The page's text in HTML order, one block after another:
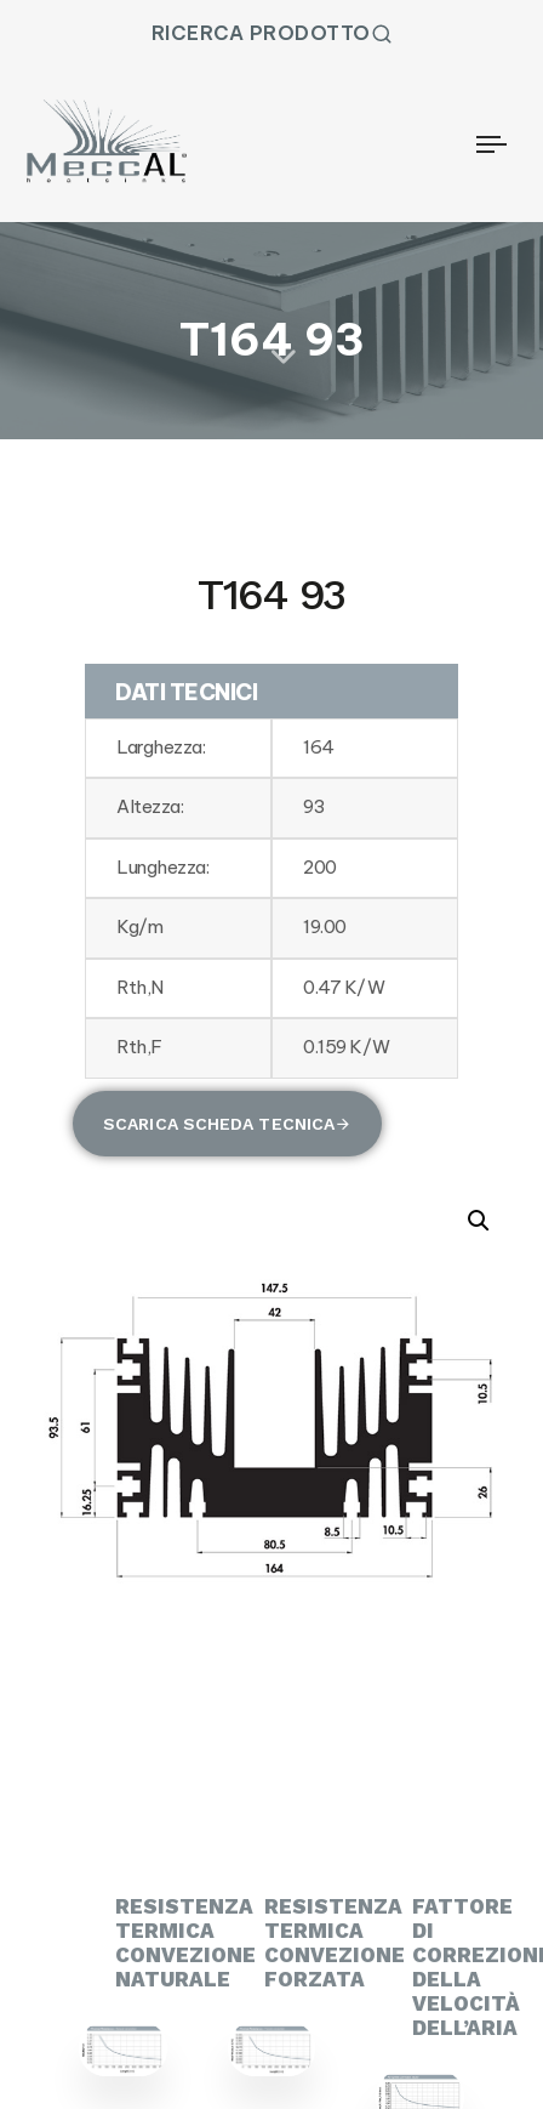
RICERCA PRODOTTO
T164 93
T164 93
DATI TECNICI
Larghezza: 164
Altezza: 93
Lunghezza: 200
Kg/m 19.00
Rth,N 0.47 K/W
Rth,F 0.159 K/W
SCARICA SCHEDA TECNICA
RESISTENZA
TERMICA
CONVEZIONE
NATURALE
RESISTENZA
TERMICA
CONVEZIONE
FORZATA
FATTORE
DI
DELLA
VELOCITÀ
DELL’ARIA